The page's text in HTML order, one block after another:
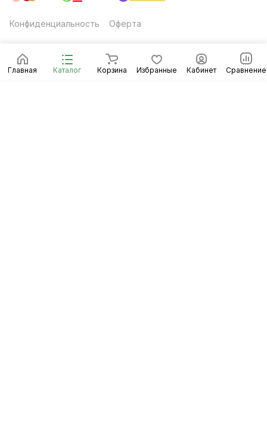
Главная Каталог Корзина Избранные Кабинет Сравнение
Конфиденциальность Оферта